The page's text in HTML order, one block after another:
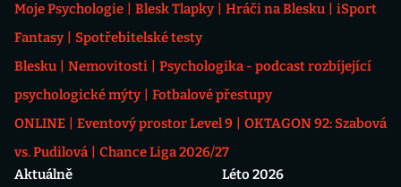
Moje Psychologie Blesk Tlapky Hráči na Blesku
iSport
Fantasy
Spotřebitelské testy
Blesku
Nemovitosti
Psychologika - podcast rozbíjející
psychologické mýty
Fotbalové přestupy
ONLINE
Eventový prostor Level 9
OKTAGON 92: Szabová
vs. Pudilová
Chance Liga 2026/27
Aktuálně
Léto 2026